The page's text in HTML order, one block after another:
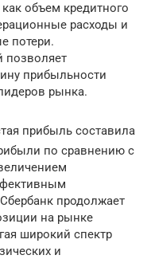
объем кредитного
расходы и
потери.
позволяет
прибыльности
рынка.
прибыль составила
по сравнению с
продолжает
на рынке
широкий спектр
и